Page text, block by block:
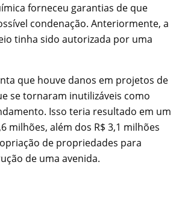
forneceu garantias de que
condenação. Anteriormente, a
tinha sido autorizada por uma
que houve danos em projetos de
se tornaram inutilizáveis como
Isso teria resultado em um
milhões, além dos R$ 3,1 milhões
de propriedades para
de uma avenida.